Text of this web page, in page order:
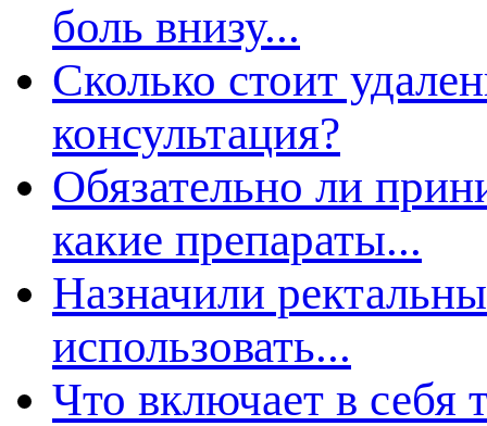
оль внизу...
Сколько стоит
консультация?
Обязательно ли
какие препараты...
Назначили
использовать...
Что включает в себя